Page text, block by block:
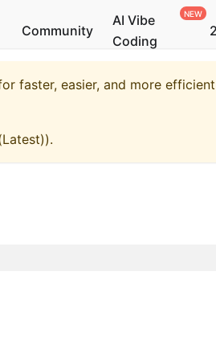
Community
AI Vibe
Coding
faster, easier, and more
).